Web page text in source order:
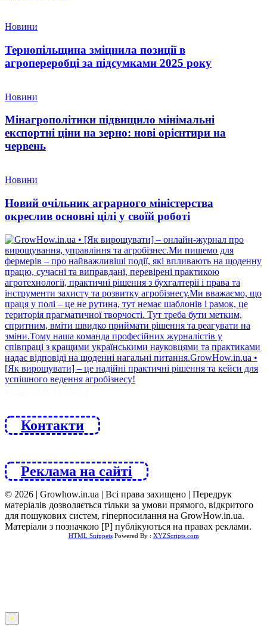
Новини
Тернопільщина зміцнила позиції в
агропереробці за підсумками 2025 року
Новини
Мінагрополітики підвищило мінімальні
експортні ціни на зерно: нові орієнтири на
червень
Новини
Новий очільник аграрного міністерства
окреслив основні цілі у своїй роботі
Контакти
Реклама на сайті
© 2026 | Growhow.in.ua | Всі права захищено | Передрук
матеріалів дозволяється тільки за умови прямого, відкритого
для пошукових систем, гіперпосилання на GrowHow.in.ua.
Матеріали з позначкою [Р] публікуються на правах реклами.
HTML SnippetsPowered By : XYZScripts.com
×